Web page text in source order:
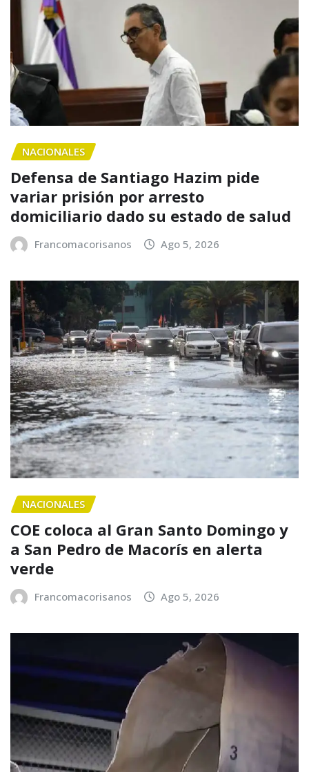
NACIONALES
Defensa de Santiago Hazim pide
variar prisión por arresto
domiciliario dado su estado de salud
Francomacorisanos Ago 5, 2026
NACIONALES
COE coloca al Gran Santo Domingo y
a San Pedro de Macorís en alerta
verde
Francomacorisanos Ago 5, 2026